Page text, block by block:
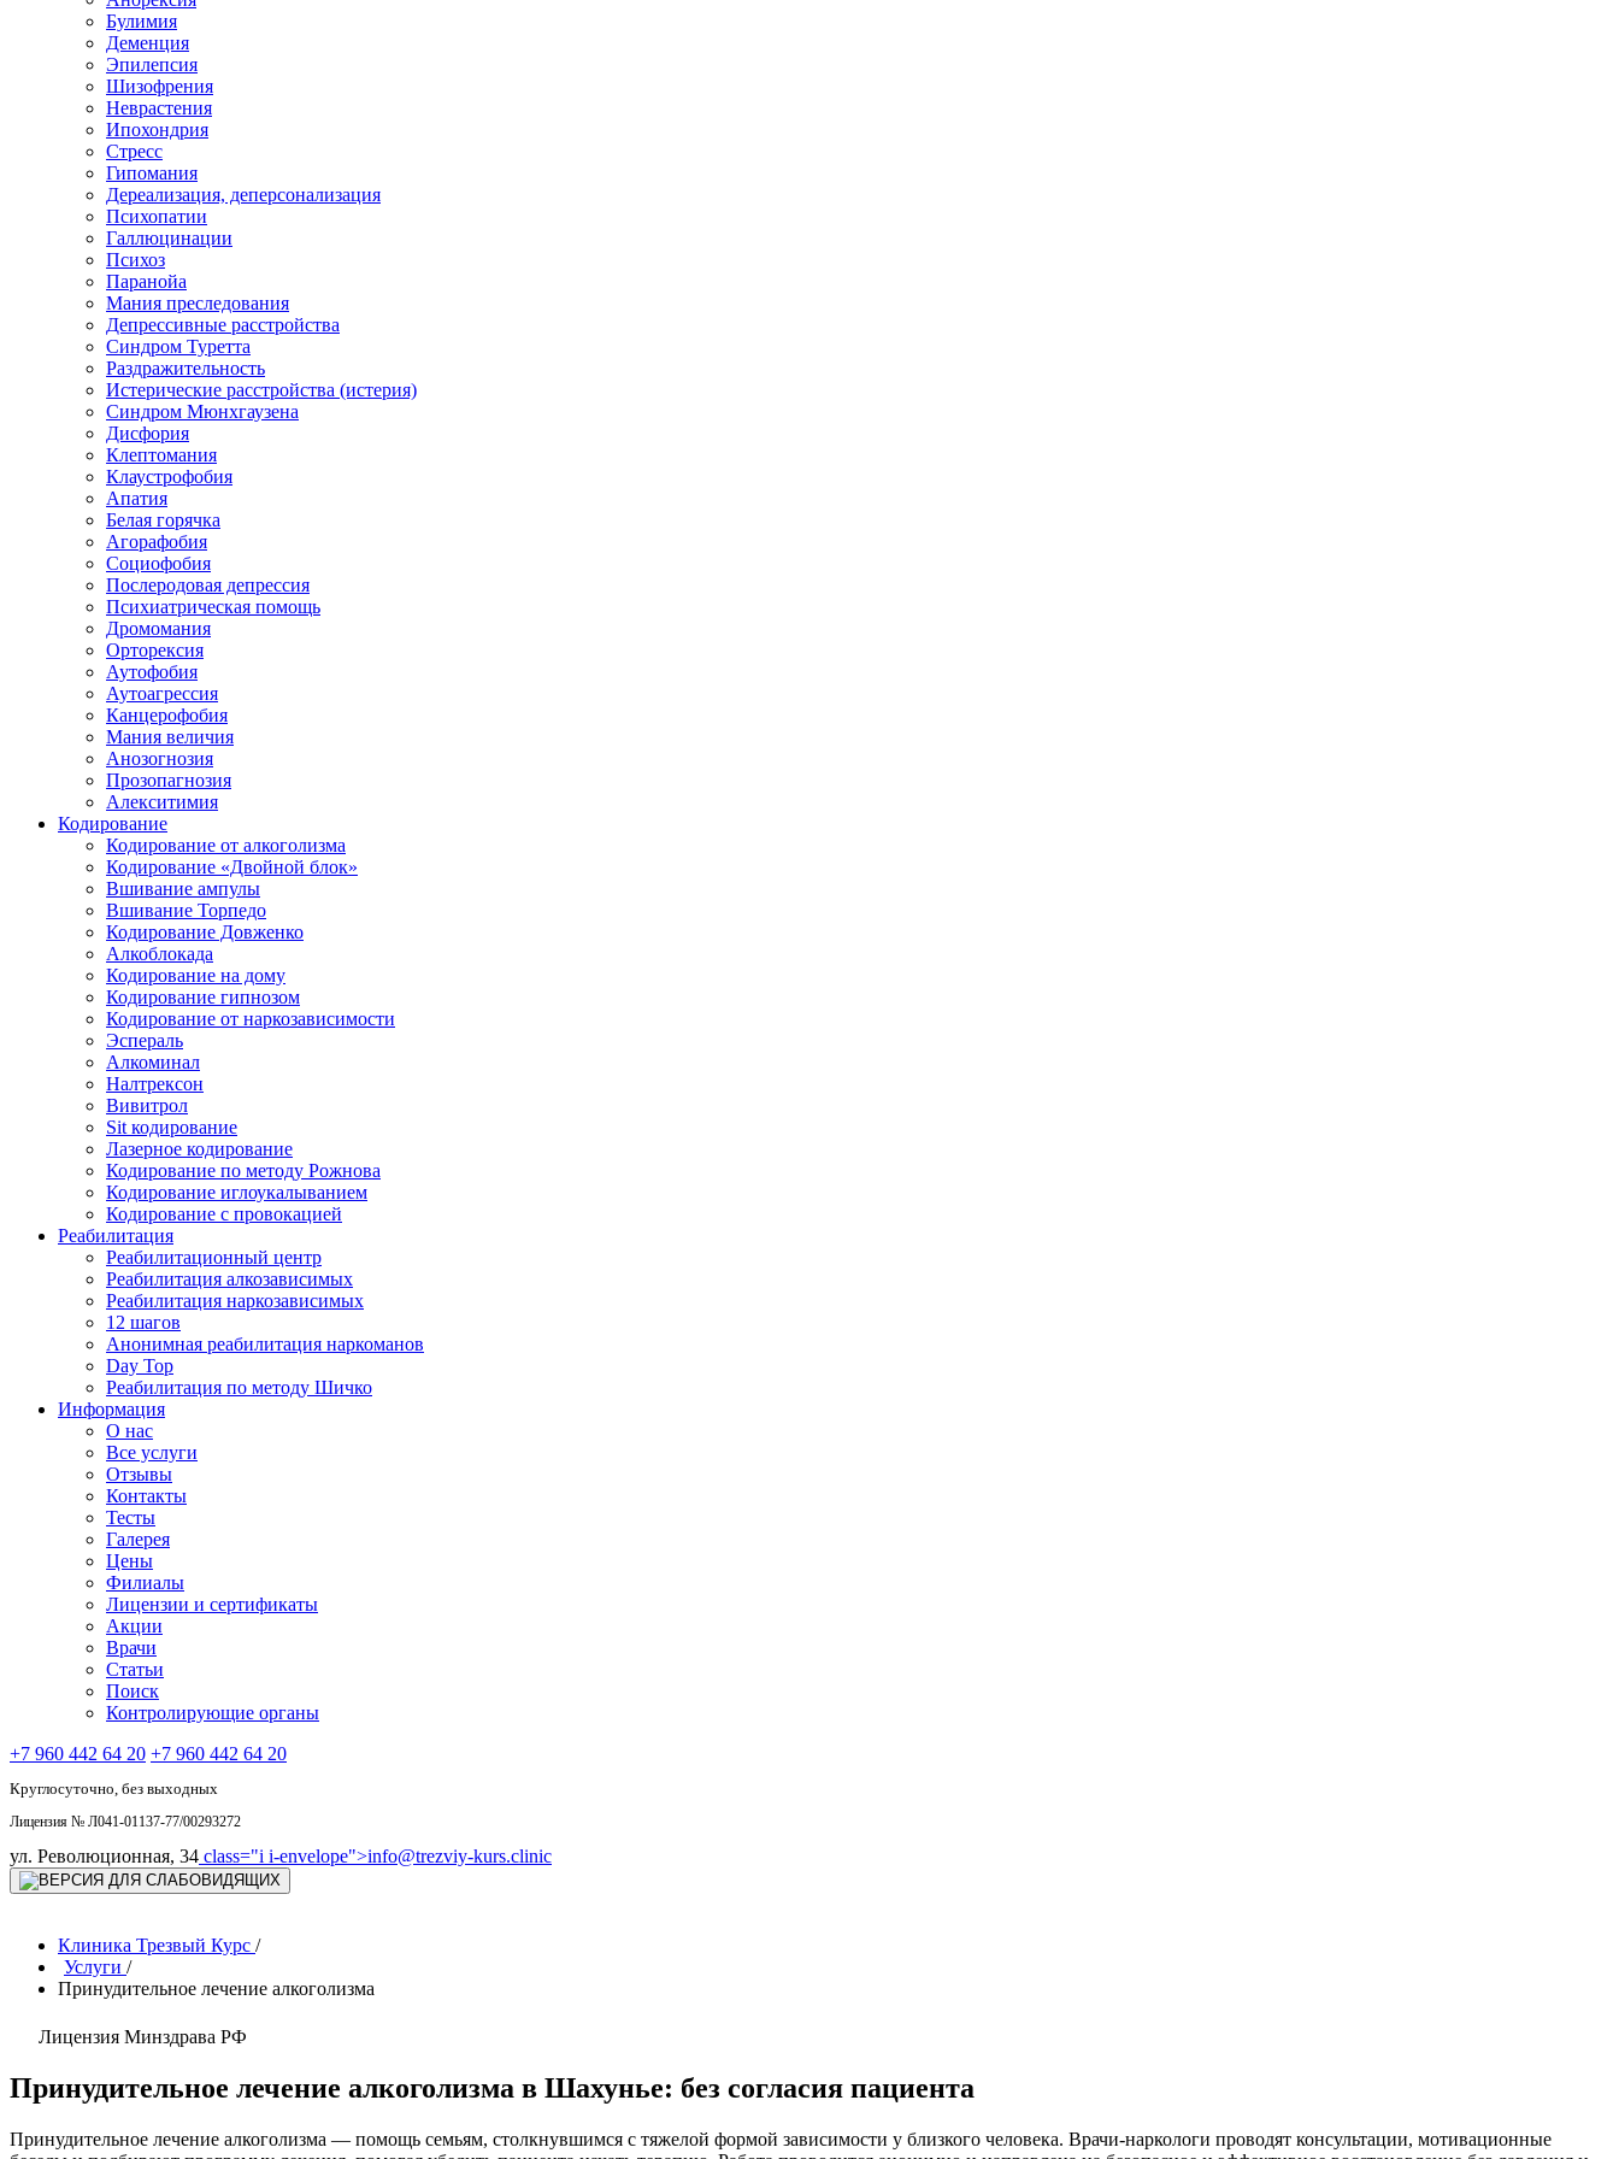
Булимия
Деменция
Эпилепсия
Шизофрения
Неврастения
Ипохондрия
Стресс
Гипомания
Дереализация, деперсонализация
Психопатии
Галлюцинации
Психоз
Паранойа
Мания преследования
Депрессивные расстройства
Синдром Туретта
Раздражительность
Истерические расстройства (истерия)
Синдром Мюнхгаузена
Дисфория
Клептомания
Клаустрофобия
Апатия
Белая горячка
Агорафобия
Социофобия
Послеродовая депрессия
Психиатрическая помощь
Дромомания
Орторексия
Аутофобия
Аутоагрессия
Канцерофобия
Мания величия
Анозогнозия
Прозопагнозия
Алекситимия
Кодирование
Кодирование от алкоголизма
Кодирование «Двойной блок»
Вшивание ампулы
Вшивание Торпедо
Кодирование Довженко
Алкоблокада
Кодирование на дому
Кодирование гипнозом
Кодирование от наркозависимости
Эспераль
Алкоминал
Налтрексон
Вивитрол
Sit кодирование
Лазерное кодирование
Кодирование по методу Рожнова
Кодирование иглоукалыванием
Кодирование с провокацией
Реабилитация
Реабилитационный центр
Реабилитация алкозависимых
Реабилитация наркозависимых
12 шагов
Анонимная реабилитация наркоманов
Day Top
Реабилитация по методу Шичко
Информация
О нас
Все услуги
Отзывы
Контакты
Тесты
Галерея
Цены
Филиалы
Лицензии и сертификаты
Акции
Врачи
Статьи
Поиск
Контролирующие органы
+7 960 442 64 20 +7 960 442 64 20
Круглосуточно, без выходных
Лицензия № Л041-01137-77/00293272
ул. Революционная, 34 class="i i-envelope">info@trezviy-kurs.clinic
Клиника Трезвый Курс /
Услуги /
Принудительное лечение алкоголизма
Лицензия Минздрава РФ
Принудительное лечение алкоголизма в Шахунье: без согласия пациента
Принудительное лечение алкоголизма — помощь семьям, столкнувшимся с тяжелой формой зависимости у близкого человека. Врачи-наркологи проводят консультации, мотивационные